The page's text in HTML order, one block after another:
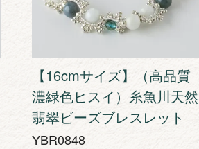
【16cmサイズ】（高品質
濃緑色ヒスイ）糸魚川天然
翡翠ビーズブレスレット
YBR0848